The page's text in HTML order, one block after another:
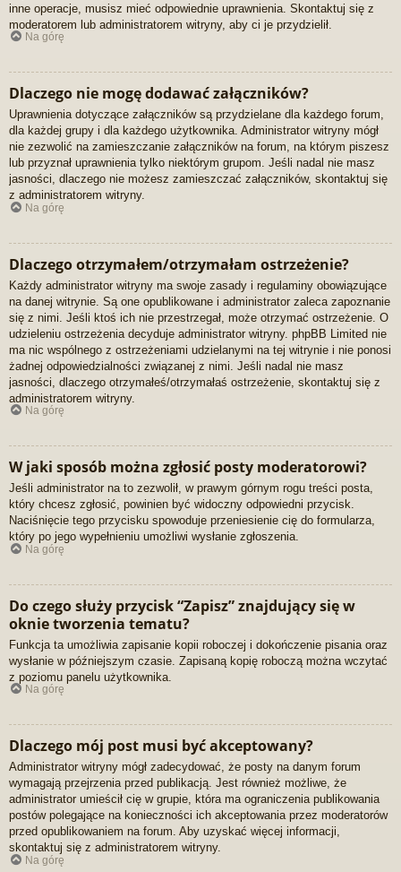
inne operacje, musisz mieć odpowiednie uprawnienia. Skontaktuj się z
moderatorem lub administratorem witryny, aby ci je przydzielił.
Na górę
Dlaczego nie mogę dodawać załączników?
Uprawnienia dotyczące załączników są przydzielane dla każdego forum,
dla każdej grupy i dla każdego użytkownika. Administrator witryny mógł
nie zezwolić na zamieszczanie załączników na forum, na którym piszesz
lub przyznał uprawnienia tylko niektórym grupom. Jeśli nadal nie masz
jasności, dlaczego nie możesz zamieszczać załączników, skontaktuj się
z administratorem witryny.
Na górę
Dlaczego otrzymałem/otrzymałam ostrzeżenie?
Każdy administrator witryny ma swoje zasady i regulaminy obowiązujące
na danej witrynie. Są one opublikowane i administrator zaleca zapoznanie
się z nimi. Jeśli ktoś ich nie przestrzegał, może otrzymać ostrzeżenie. O
udzieleniu ostrzeżenia decyduje administrator witryny. phpBB Limited nie
ma nic wspólnego z ostrzeżeniami udzielanymi na tej witrynie i nie ponosi
żadnej odpowiedzialności związanej z nimi. Jeśli nadal nie masz
jasności, dlaczego otrzymałeś/otrzymałaś ostrzeżenie, skontaktuj się z
administratorem witryny.
Na górę
W jaki sposób można zgłosić posty moderatorowi?
Jeśli administrator na to zezwolił, w prawym górnym rogu treści posta,
który chcesz zgłosić, powinien być widoczny odpowiedni przycisk.
Naciśnięcie tego przycisku spowoduje przeniesienie cię do formularza,
który po jego wypełnieniu umożliwi wysłanie zgłoszenia.
Na górę
Do czego służy przycisk “Zapisz” znajdujący się w
oknie tworzenia tematu?
Funkcja ta umożliwia zapisanie kopii roboczej i dokończenie pisania oraz
wysłanie w późniejszym czasie. Zapisaną kopię roboczą można wczytać
z poziomu panelu użytkownika.
Na górę
Dlaczego mój post musi być akceptowany?
Administrator witryny mógł zadecydować, że posty na danym forum
wymagają przejrzenia przed publikacją. Jest również możliwe, że
administrator umieścił cię w grupie, która ma ograniczenia publikowania
postów polegające na konieczności ich akceptowania przez moderatorów
przed opublikowaniem na forum. Aby uzyskać więcej informacji,
skontaktuj się z administratorem witryny.
Na górę